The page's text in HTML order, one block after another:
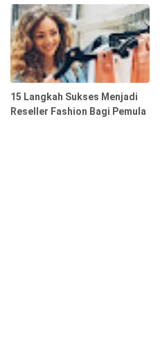
15 Langkah Sukses Menjadi
Reseller Fashion Bagi Pemula